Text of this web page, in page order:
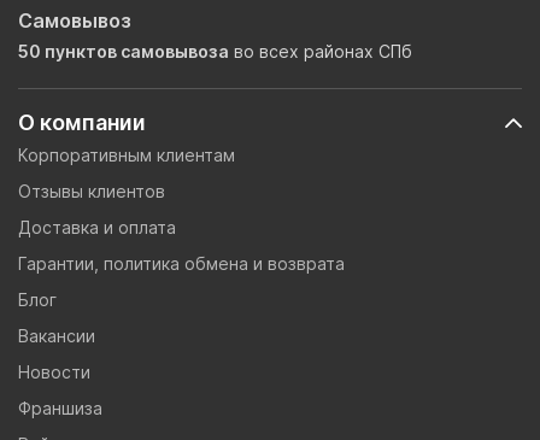
О компании
Корпоративным клиентам
Отзывы клиентов
Доставка и оплата
Гарантии, политика обмена и возврата
Блог
Вакансии
Новости
Франшиза
Самовывоз
50 пунктов самовывоза во всех районах СПб